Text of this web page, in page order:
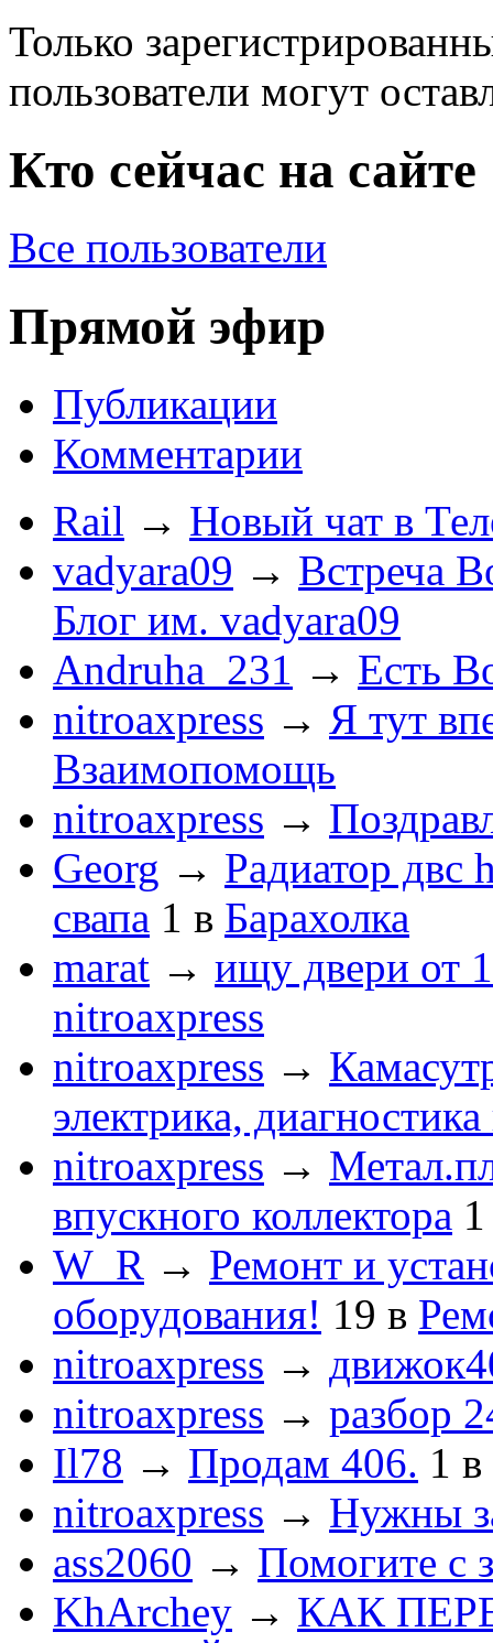
Только
пользователи могут
Кто сейчас на сайте
Все пользователи
Прямой эфир
Публикации
Комментарии
Rail → Новый чат в
vadyara09 → Встреча
Блог им. vadyara09
Andruha_231 → Есть
nitroaxpress → Я тут
Взаимопомощь
nitroaxpress →
Georg → Радиатор двс
свапа 1 в Барахолка
marat → ищу двери от
nitroaxpress
nitroaxpress →
электрика,
nitroaxpress →
впускного коллектора 1
W_R → Ремонт и
оборудования! 19 в
nitroaxpress →
nitroaxpress → разбор
Il78 → Продам 406. 1 в
nitroaxpress → Нужны
ass2060 → Помогите с
KhArchey → КАК